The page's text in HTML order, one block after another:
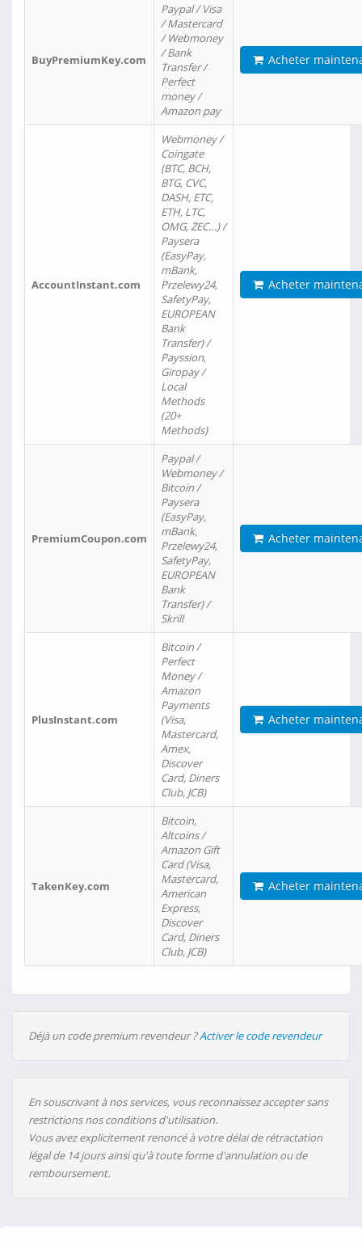
BuyPremiumKey.com
Paypal / Visa
/ Mastercard
/ Webmoney
/ Bank
Transfer /
Perfect
money /
Amazon pay
Acheter
AccountInstant.com
Webmoney /
Coingate
(BTC, BCH,
BTG, CVC,
DASH, ETC,
ETH, LTC,
OMG, ZEC…) /
Paysera
(EasyPay,
mBank,
Przelewy24,
SafetyPay,
EUROPEAN
Bank
Transfer) /
Payssion,
Giropay /
Local
Methods
(20+
Methods)
Acheter
PremiumCoupon.com
Paypal /
Webmoney /
Bitcoin /
Paysera
(EasyPay,
mBank,
Przelewy24,
SafetyPay,
EUROPEAN
Bank
Transfer) /
Skrill
Acheter
PlusInstant.com
Bitcoin /
Perfect
Money /
Amazon
Payments
(Visa,
Mastercard,
Amex,
Discover
Card, Diners
Club, JCB)
Acheter
TakenKey.com
Bitcoin,
Altcoins /
Amazon Gift
Card (Visa,
Mastercard,
American
Express,
Discover
Card, Diners
Club, JCB)
Acheter
Déjà un code premium revendeur ?Activer le code revendeur
En souscrivant à nos services, vous reconnaissez accepter sans
restrictions nos conditions d'utilisation.
Vous avez explicitement renoncé à votre délai de rétractation
légal de 14 jours ainsi qu'à toute forme d'annulation ou de
remboursement.